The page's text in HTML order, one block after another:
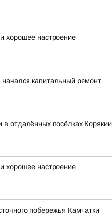
хорошее настроение
капитальный ремонт
в отдалённых посёлках Корякии
хорошее настроение
побережья Камчатки